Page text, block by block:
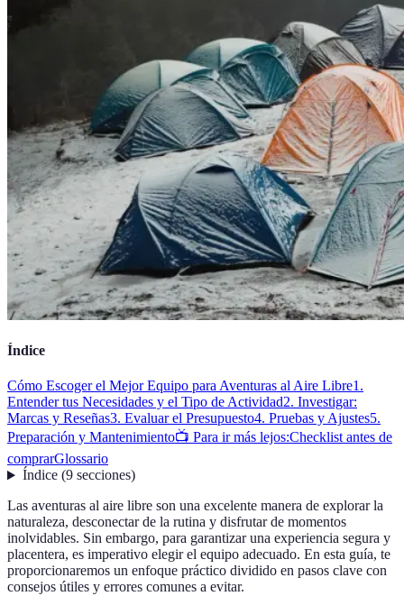
Índice
Cómo Escoger el Mejor Equipo para Aventuras al Aire Libre1.
Entender tus Necesidades y el Tipo de Actividad2. Investigar:
Marcas y Reseñas3. Evaluar el Presupuesto4. Pruebas y Ajustes5.
Preparación y Mantenimiento📺 Para ir más lejos:Checklist antes de
comprarGlossario
Índice(9 secciones)
Las aventuras al aire libre son una excelente manera de explorar la
naturaleza, desconectar de la rutina y disfrutar de momentos
inolvidables. Sin embargo, para garantizar una experiencia segura y
placentera, es imperativo elegir el equipo adecuado. En esta guía, te
proporcionaremos un enfoque práctico dividido en pasos clave con
consejos útiles y errores comunes a evitar.